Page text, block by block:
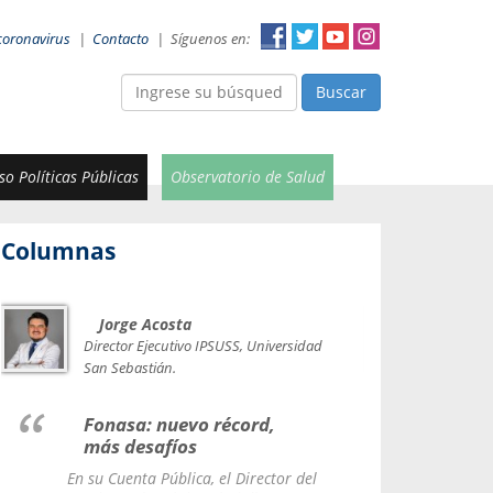
| Contacto | Síguenos en:
Buscar
Políticas Públicas Observatorio de Salud
Columnas
Jorge Acosta
Director Ejecutivo IPSUSS, Universidad
San Sebastián.
Fonasa: nuevo récord,
más desafíos
En su Cuenta Pública, el Director del